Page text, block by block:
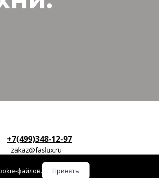
+7(499)348-12-97
zakaz@faslux.ru
файлов. Принять